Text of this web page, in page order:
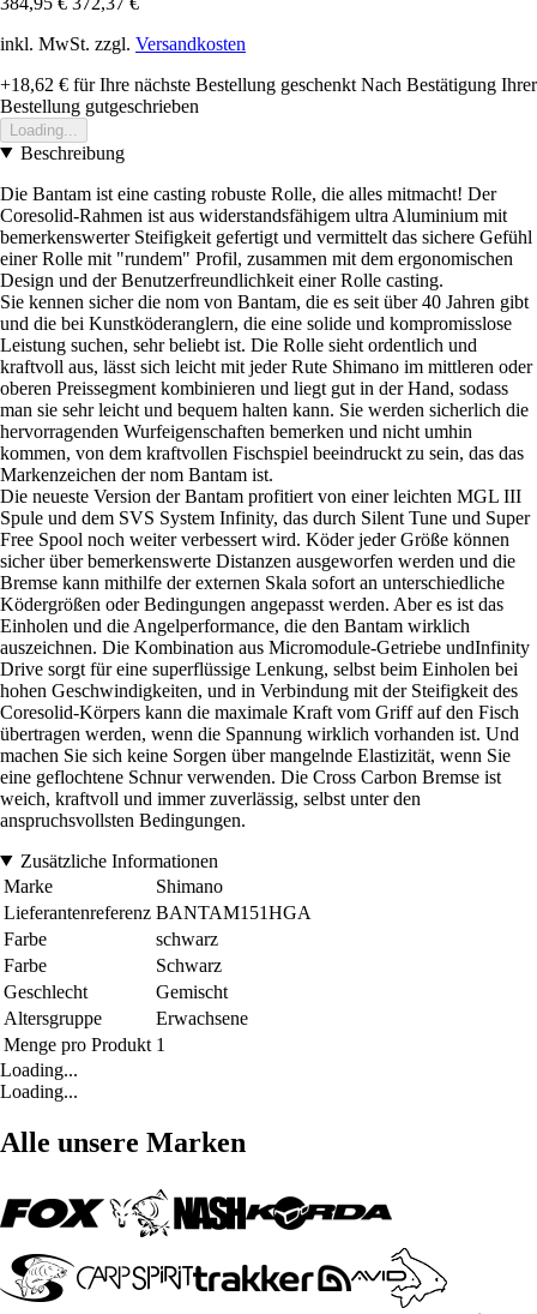
inkl. MwSt. zzgl. Versandkosten
+18,62 € für Ihre nächste Bestellung geschenkt Nach Bestätigung Ihrer
Bestellung gutgeschrieben
Loading...
Beschreibung
Die Bantam ist eine casting robuste Rolle, die alles mitmacht! Der
Coresolid-Rahmen ist aus widerstandsfähigem ultra Aluminium mit
bemerkenswerter Steifigkeit gefertigt und vermittelt das sichere Gefühl
einer Rolle mit "rundem" Profil, zusammen mit dem ergonomischen
Design und der Benutzerfreundlichkeit einer Rolle casting.
Sie kennen sicher die nom von Bantam, die es seit über 40 Jahren gibt
und die bei Kunstköderanglern, die eine solide und kompromisslose
Leistung suchen, sehr beliebt ist. Die Rolle sieht ordentlich und
kraftvoll aus, lässt sich leicht mit jeder Rute Shimano im mittleren oder
oberen Preissegment kombinieren und liegt gut in der Hand, sodass
man sie sehr leicht und bequem halten kann. Sie werden sicherlich die
hervorragenden Wurfeigenschaften bemerken und nicht umhin
kommen, von dem kraftvollen Fischspiel beeindruckt zu sein, das das
Markenzeichen der nom Bantam ist.
Die neueste Version der Bantam profitiert von einer leichten MGL III
Spule und dem SVS System Infinity, das durch Silent Tune und Super
Free Spool noch weiter verbessert wird. Köder jeder Größe können
sicher über bemerkenswerte Distanzen ausgeworfen werden und die
Bremse kann mithilfe der externen Skala sofort an unterschiedliche
Ködergrößen oder Bedingungen angepasst werden. Aber es ist das
Einholen und die Angelperformance, die den Bantam wirklich
auszeichnen. Die Kombination aus Micromodule-Getriebe undInfinity
Drive sorgt für eine superflüssige Lenkung, selbst beim Einholen bei
hohen Geschwindigkeiten, und in Verbindung mit der Steifigkeit des
Coresolid-Körpers kann die maximale Kraft vom Griff auf den Fisch
übertragen werden, wenn die Spannung wirklich vorhanden ist. Und
machen Sie sich keine Sorgen über mangelnde Elastizität, wenn Sie
eine geflochtene Schnur verwenden. Die Cross Carbon Bremse ist
weich, kraftvoll und immer zuverlässig, selbst unter den
anspruchsvollsten Bedingungen.
Zusätzliche Informationen
Marke
Shimano
Lieferantenreferenz BANTAM151HGA
Farbe
schwarz
Farbe
Schwarz
Geschlecht
Gemischt
Altersgruppe
Erwachsene
Menge pro Produkt 1
Loading...
Loading...
Alle unsere Marken